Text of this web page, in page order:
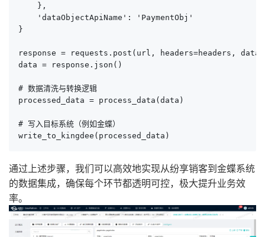
    },
    'dataObjectApiName': 'PaymentObj'
}
response = requests.post(url, headers=headers,
data = response.json()
# 数据清洗与转换逻辑
processed_data = process_data(data)
# 写入目标系统（例如金蝶）
write_to_kingdee(processed_data)
通过上述步骤，我们可以高效地实现从纷享销客到金蝶系统
的数据集成，确保每个环节都透明可控，极大提升业务效
率。